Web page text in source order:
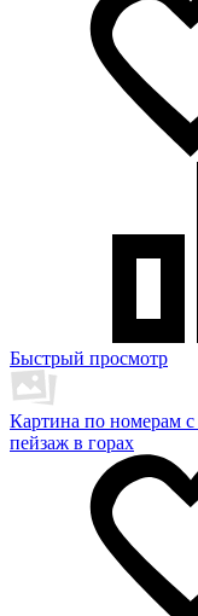
Быстрый просмотр
Картина по номерам
пейзаж в горах